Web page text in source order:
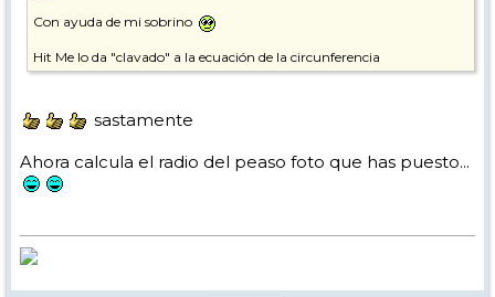
Con ayuda de mi sobrino
Hit Me lo da "clavado" a la ecuación de la circunferencia
sastamente
Ahora calcula el radio del peaso foto que has puesto...